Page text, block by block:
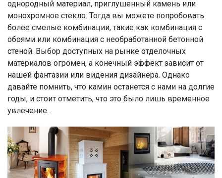
однородный материал, приглушенный камень или
монохромное стекло. Тогда вы можете попробовать
более смелые комбинации, такие как комбинация с
обоями или комбинация с необработанной бетонной
стеной. Выбор доступных на рынке отделочных
материалов огромен, а конечный эффект зависит от
нашей фантазии или видения дизайнера. Однако
давайте помнить, что камин останется с нами на долгие
годы, и стоит отметить, что это было лишь временное
увлечение.